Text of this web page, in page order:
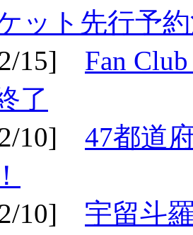
ット先行予
15] Fan
了
10] 47都道
10] 宇留斗